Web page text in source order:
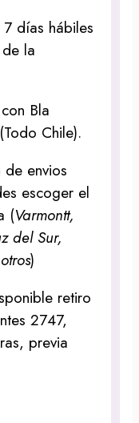
días hábiles
la
Bla
Chile).
de envios
escoger el
(Varmontt,
del Sur,
)
retiro
2747,
previa